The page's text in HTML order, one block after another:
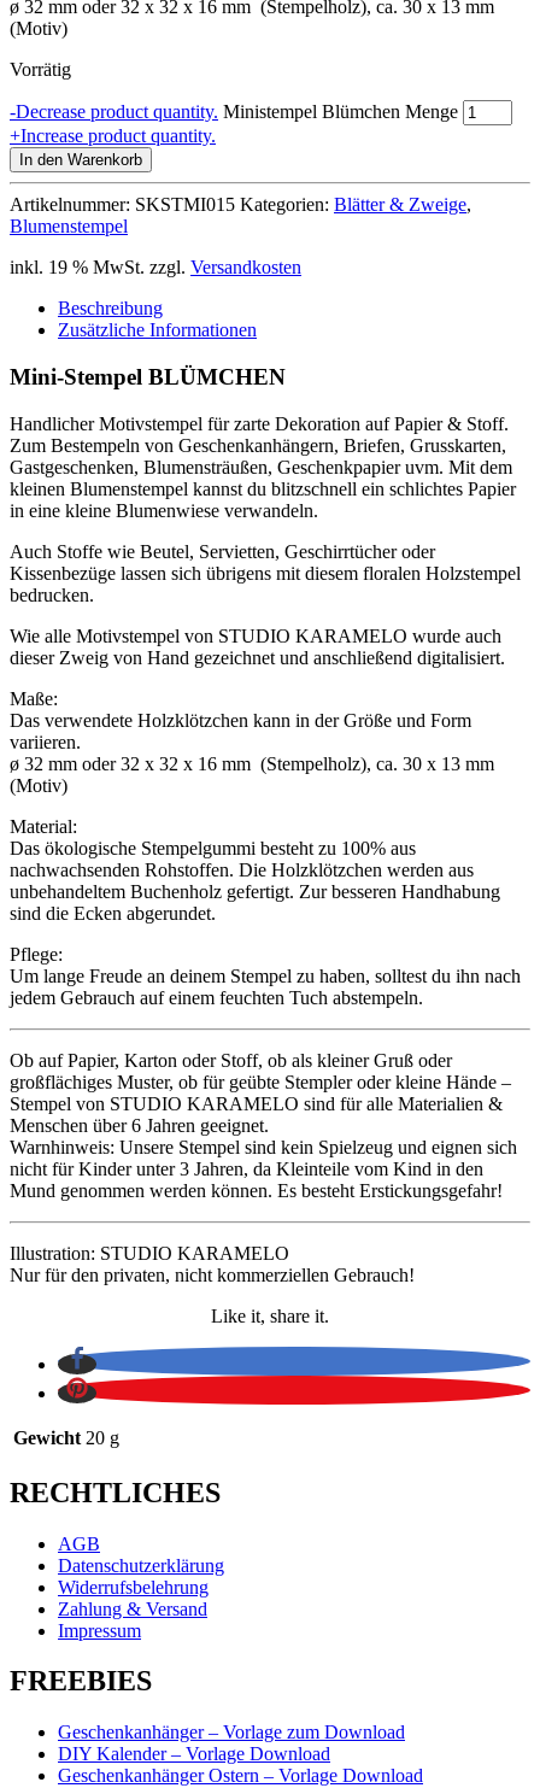
ø 32 mm oder 32 x 32 x 16 mm (Stempelholz), ca. 30 x 13 mm
(Motiv)
Vorrätig
-Decrease product quantity. Ministempel Blümchen Menge
+Increase product quantity.
In den Warenkorb
Artikelnummer: SKSTMI015 Kategorien: Blätter & Zweige,
Blumenstempel
inkl. 19 % MwSt. zzgl. Versandkosten
Beschreibung
Zusätzliche Informationen
Mini-Stempel BLÜMCHEN
Handlicher Motivstempel für zarte Dekoration auf Papier & Stoff.
Zum Bestempeln von Geschenkanhängern, Briefen, Grusskarten,
Gastgeschenken, Blumensträußen, Geschenkpapier uvm. Mit dem
kleinen Blumenstempel kannst du blitzschnell ein schlichtes Papier
in eine kleine Blumenwiese verwandeln.
Auch Stoffe wie Beutel, Servietten, Geschirrtücher oder
Kissenbezüge lassen sich übrigens mit diesem floralen Holzstempel
bedrucken.
Wie alle Motivstempel von STUDIO KARAMELO wurde auch
dieser Zweig von Hand gezeichnet und anschließend digitalisiert.
Maße:
Das verwendete Holzklötzchen kann in der Größe und Form
variieren.
ø 32 mm oder 32 x 32 x 16 mm (Stempelholz), ca. 30 x 13 mm
(Motiv)
Material:
Das ökologische Stempelgummi besteht zu 100% aus
nachwachsenden Rohstoffen. Die Holzklötzchen werden aus
unbehandeltem Buchenholz gefertigt. Zur besseren Handhabung
sind die Ecken abgerundet.
Pflege:
Um lange Freude an deinem Stempel zu haben, solltest du ihn nach
jedem Gebrauch auf einem feuchten Tuch abstempeln.
Ob auf Papier, Karton oder Stoff, ob als kleiner Gruß oder
großflächiges Muster, ob für geübte Stempler oder kleine Hände –
Stempel von STUDIO KARAMELO sind für alle Materialien &
Menschen über 6 Jahren geeignet.
Warnhinweis: Unsere Stempel sind kein Spielzeug und eignen sich
nicht für Kinder unter 3 Jahren, da Kleinteile vom Kind in den
Mund genommen werden können. Es besteht Erstickungsgefahr!
Illustration: STUDIO KARAMELO
Nur für den privaten, nicht kommerziellen Gebrauch!
Like it, share it.
Gewicht 20 g
RECHTLICHES
AGB
Datenschutzerklärung
Widerrufsbelehrung
Zahlung & Versand
Impressum
FREEBIES
Geschenkanhänger – Vorlage zum Download
DIY Kalender – Vorlage Download
Geschenkanhänger Ostern – Vorlage Download